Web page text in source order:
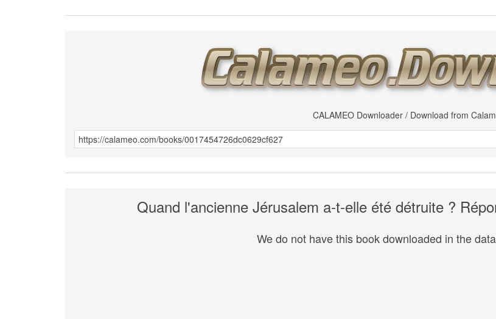
CALAMEO Downloader / Download from
Quand l'ancienne Jérusalem a-t-elle été détruite ?
We do not have this book downloaded in the